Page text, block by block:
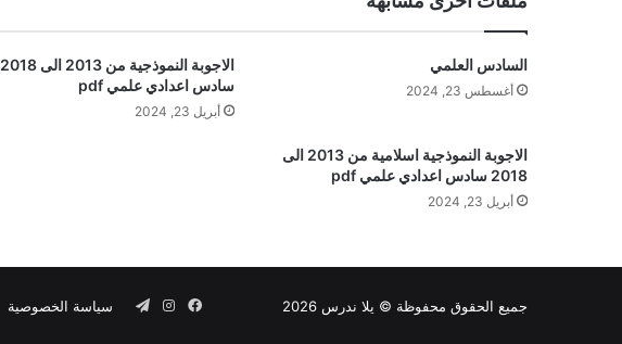
السادس العلمي
أغسطس 23, 2024
الاجوبة النموذجية من 2013 الى 2018
سادس اعدادي علمي pdf
أبريل 23, 2024
الاجوبة النموذجية اسلامية من 2013 الى
2018 سادس اعدادي علمي pdf
أبريل 23, 2024
جميع الحقوق محفوظة © يلا ندرس 2026 سياسة الخصوصية فيسبوكانستقرام
تيلقرام